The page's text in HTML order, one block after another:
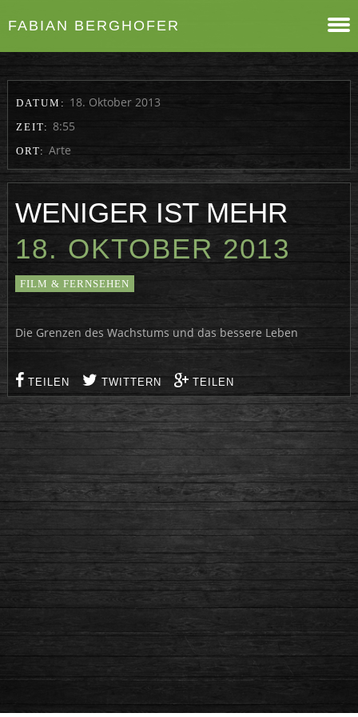
FABIAN BERGHOFER
DATUM: 18. Oktober 2013
ZEIT: 8:55
ORT: Arte
WENIGER IST MEHR
18. OKTOBER 2013
FILM & FERNSEHEN
Die Grenzen des Wachstums und das bessere Leben
TEILEN TWITTERN TEILEN